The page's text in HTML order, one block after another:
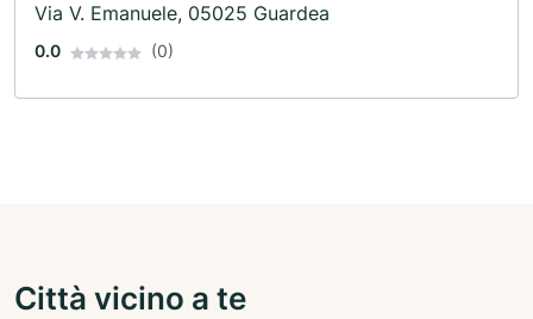
Via V. Emanuele, 05025 Guardea
0.0 (0)
Città vicino a te